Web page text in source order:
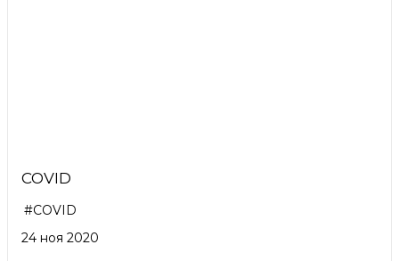
COVID
#COVID
24 ноя 2020